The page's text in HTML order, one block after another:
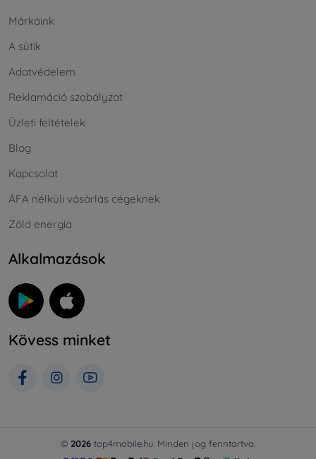
Márkáink
A sütik
Adatvédelem
Reklamáció szabályzat
Üzleti feltételek
Blog
Kapcsolat
ÁFA nélküli vásárlás cégeknek
Zöld energia
Alkalmazások
Kövess minket
© 2026 top4mobile.hu. Minden jog fenntartva.